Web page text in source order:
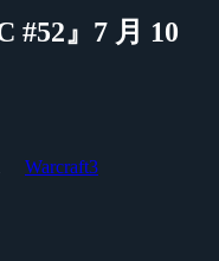
#52』7 月 10
Warcraft3